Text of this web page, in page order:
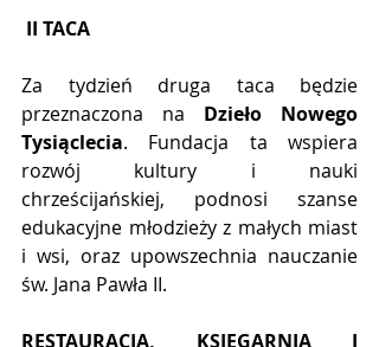
II TACA
Za tydzień druga taca będzie
przeznaczona na Dzieło Nowego
Tysiąclecia. Fundacja ta wspiera
rozwój kultury i nauki
chrześcijańskiej, podnosi szanse
edukacyjne młodzieży z małych miast
i wsi, oraz upowszechnia nauczanie
św. Jana Pawła II.
RESTAURACJA, KSIĘGARNIA I